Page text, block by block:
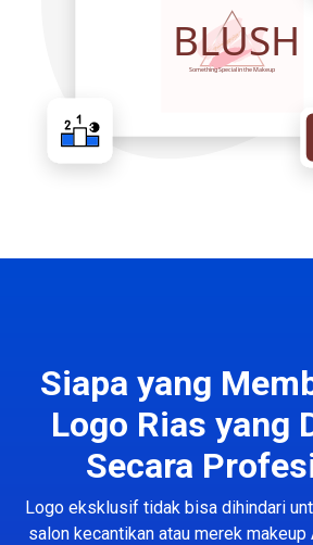
Siapa yang
Logo Rias yang
Secara
Logo eksklusif tidak bisa dihindari
salon kecantikan atau merek